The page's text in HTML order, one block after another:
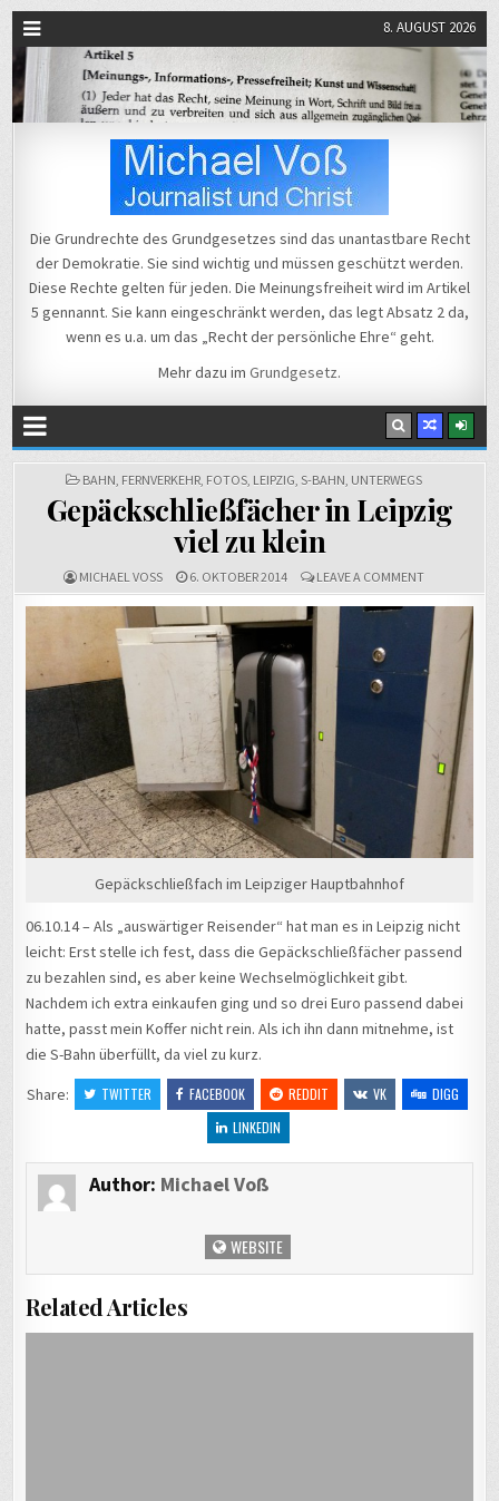
8. AUGUST 2026
Michael Voß
Die Grundrechte des Grundgesetzes sind das unantastbare Recht
der Demokratie. Sie sind wichtig und müssen geschützt werden.
Diese Rechte gelten für jeden. Die Meinungsfreiheit wird im Artikel
5 gennannt. Sie kann eingeschränkt werden, das legt Absatz 2 da,
wenn es u.a. um das „Recht der persönliche Ehre“ geht.
Mehr dazu im Grundgesetz.
POSTED
BAHN, FERNVERKEHR, FOTOS, LEIPZIG, S-BAHN, UNTERWEGS
Gepäckschließfächer in Leipzig
viel zu klein
MICHAEL VOSS 6. OKTOBER 2014 LEAVE A COMMENTON
N L
EIPZIG V
IEL Z
U K
LEIN
Gepäckschließfach im Leipziger Hauptbahnhof
06.10.14 – Als „auswärtiger Reisender“ hat man es in Leipzig nicht
leicht: Erst stelle ich fest, dass die Gepäckschließfächer passend
zu bezahlen sind, es aber keine Wechselmöglichkeit gibt.
Nachdem ich extra einkaufen ging und so drei Euro passend dabei
hatte, passt mein Koffer nicht rein. Als ich ihn dann mitnehme, ist
die S-Bahn überfüllt, da viel zu kurz.
Share:
TWITTER FACEBOOK REDDIT VK
DIGG
LINKEDIN
Author: Michael Voß
WEBSITE
Related Articles